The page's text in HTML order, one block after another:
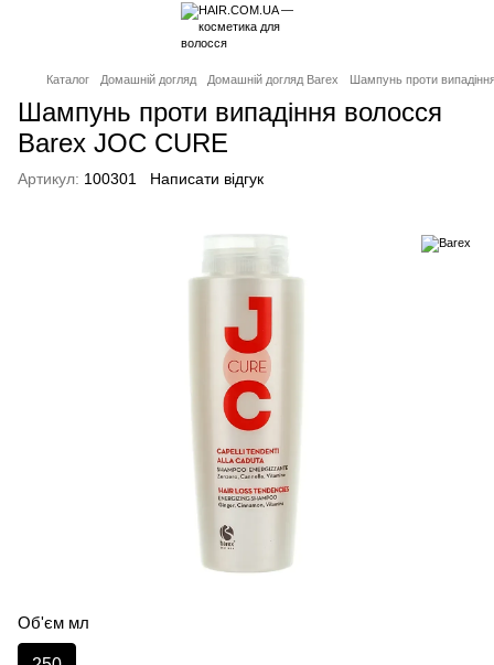
Каталог Домашній догляд Домашній догляд Barex Шампунь проти
Шампунь проти випадіння волосся
Barex JOC CURE
Артикул: 100301 Написати відгук
Об'єм мл